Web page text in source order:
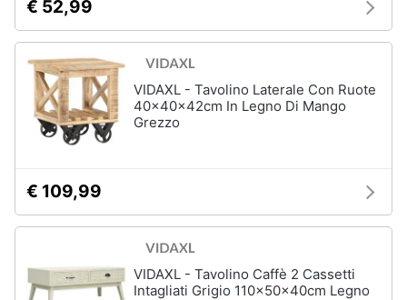
Orologi
da
parete
Carta
parati
Vedi
tutti
Tessili
€ 52,99
VIDAXL - Tavolino Laterale Con Ruote
40x40x42cm In Legno Di Mango
Grezzo
€ 109,99
VIDAXL - Tavolino Caffè 2 Cassetti
Intagliati Grigio 110x50x40cm Legno